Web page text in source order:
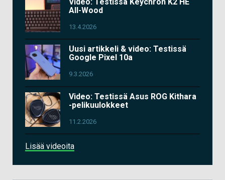
All-Wood
13.4.2026
Uusi artikkeli & video: Testissä
Google Pixel 10a
9.3.2026
Video: Testissä Asus ROG Kithara
-pelikuulokkeet
11.2.2026
Lisää videoita